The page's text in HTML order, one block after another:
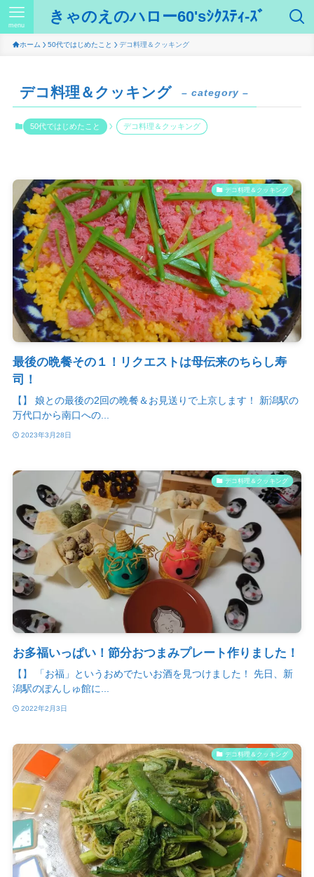
きゃのえのハロー60'sｼｸｽﾃｨ-ｽﾞ
menu
ホーム 50代ではじめたこと デコ料理＆クッキング
デコ料理＆クッキング – category –
50代ではじめたこと デコ料理＆クッキング
デコ料理＆クッキング
最後の晩餐その１！リクエストは母伝来のちらし寿
司！
【】 娘との最後の2回の晩餐＆お見送りで上京します！ 新潟駅の
万代口から南口への...
2023年3月28日
デコ料理＆クッキング
お多福いっぱい！節分おつまみプレート作りました！
【】 「お福」というおめでたいお酒を見つけました！ 先日、新
潟駅のぽんしゅ館に...
2022年2月3日
デコ料理＆クッキング